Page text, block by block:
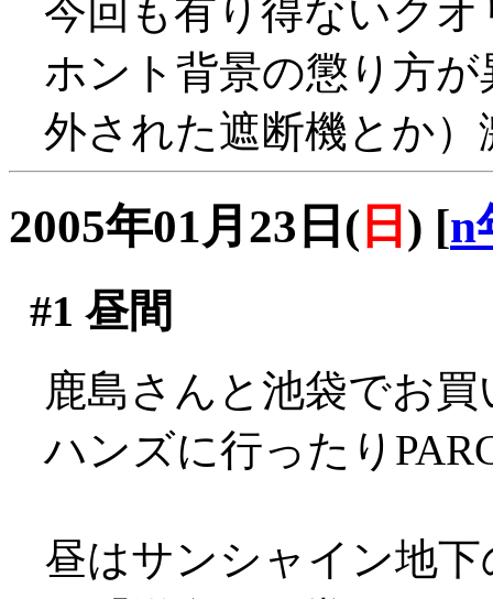
今回も有り得ないク
ホント背景の懲り方
外された遮断機とか
2005年01月23日( 日 ) [n
#1 昼間
鹿島さんと池袋でお
ハンズに行ったり
昼はサンシャイン地